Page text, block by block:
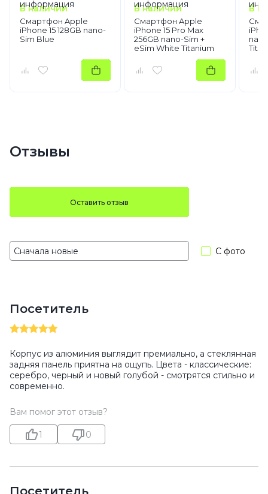
В наличии
Смартфон Apple
iPhone 15 128GB nano-
Sim Blue
В наличии
Смартфон Apple
iPhone 15 Pro Max
256GB nano-Sim +
eSim White Titanium
В
Отзывы
Оставить отзыв
С фото
Посетитель
Корпус из алюминия выглядит премиально, а стеклянная
задняя панель приятна на ощупь. Цвета - классические:
серебро, черный и новый голубой - смотрятся стильно и
современно.
Вам помог этот отзыв?
1 0